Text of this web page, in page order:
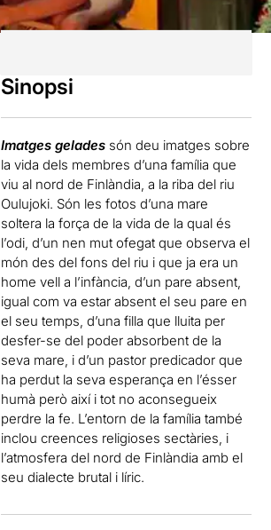
Sinopsi
Imatges gelades són deu imatges sobre
la vida dels membres d’una família que
viu al nord de Finlàndia, a la riba del riu
Oulujoki. Són les fotos d’una mare
soltera la força de la vida de la qual és
l’odi, d’un nen mut ofegat que observa el
món des del fons del riu i que ja era un
home vell a l’infància, d’un pare absent,
igual com va estar absent el seu pare en
el seu temps, d’una filla que lluita per
desfer-se del poder absorbent de la
seva mare, i d’un pastor predicador que
ha perdut la seva esperança en l’ésser
humà però així i tot no aconsegueix
perdre la fe. L’entorn de la família també
inclou creences religioses sectàries, i
l’atmosfera del nord de Finlàndia amb el
seu dialecte brutal i líric.